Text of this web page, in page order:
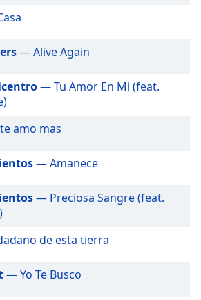
— Alive Again
— Tu Amor En Mi (feat.
amo mas
— Amanece
— Preciosa Sangre (feat.
de esta tierra
— Yo Te Busco